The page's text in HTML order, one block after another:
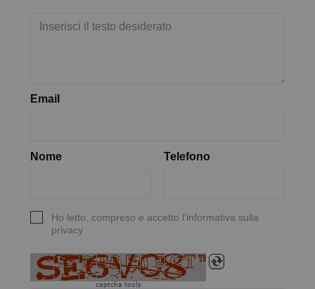
Email
Nome Telefono
Ho letto, compreso e accetto l'informativa sulla
privacy
captcha tools